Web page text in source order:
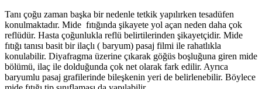
Tanı çoğu zaman başka bir nedenle tetkik yapılırken tesadüfen
konulmaktadır. Mide fıtığında şikayete yol açan neden daha çok
reflüdür. Hasta çoğunlukla reflü belirtilerinden şikayetçidir. Mide
fıtığı tanısı basit bir ilaçlı ( baryum) pasaj filmi ile rahatlıkla
konulabilir. Diyafragma üzerine çıkarak göğüs boşluğuna giren mide
bölümü, ilaç ile dolduğunda çok net olarak fark edilir. Ayrıca
baryumlu pasaj grafilerinde bileşkenin yeri de belirlenebilir. Böylece